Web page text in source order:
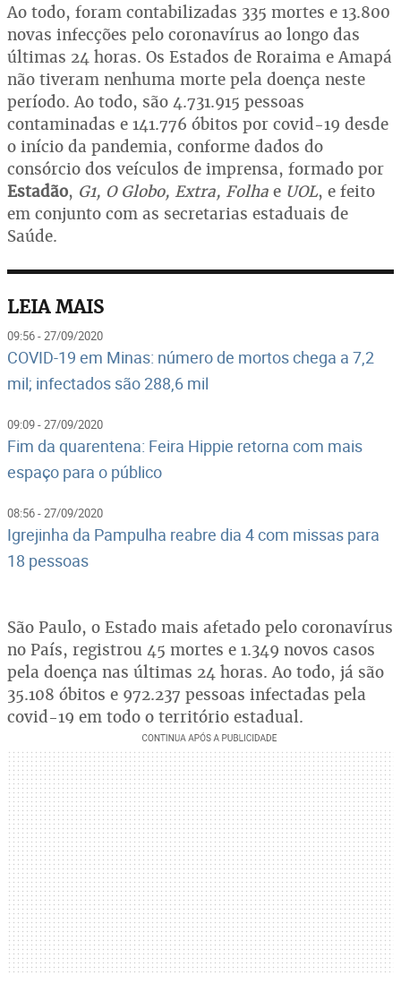
Ao todo, foram contabilizadas 335 mortes e 13.800
novas infecções pelo coronavírus ao longo das
últimas 24 horas. Os Estados de Roraima e Amapá
não tiveram nenhuma morte pela doença neste
período. Ao todo, são 4.731.915 pessoas
contaminadas e 141.776 óbitos por covid-19 desde
o início da pandemia, conforme dados do
consórcio dos veículos de imprensa, formado por
Estadão, G1, O Globo, Extra, Folha e UOL, e feito
em conjunto com as secretarias estaduais de
Saúde.
LEIA MAIS
09:56 - 27/09/2020
COVID-19 em Minas: número de mortos chega a 7,2
mil; infectados são 288,6 mil
09:09 - 27/09/2020
Fim da quarentena: Feira Hippie retorna com mais
espaço para o público
08:56 - 27/09/2020
Igrejinha da Pampulha reabre dia 4 com missas para
18 pessoas
São Paulo, o Estado mais afetado pelo coronavírus
no País, registrou 45 mortes e 1.349 novos casos
pela doença nas últimas 24 horas. Ao todo, já são
35.108 óbitos e 972.237 pessoas infectadas pela
covid-19 em todo o território estadual.